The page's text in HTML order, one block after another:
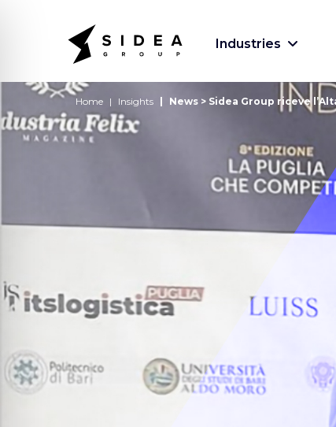
Industries
Home Insights News > Sidea Group riceve